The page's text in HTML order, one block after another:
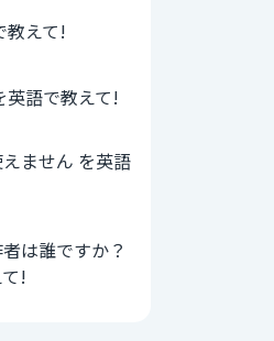
教えて!
英語で教えて!
ません を英語
は誰ですか？
!